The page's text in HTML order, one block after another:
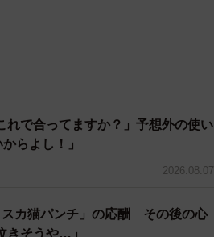
で合ってますか？」予想外の使い
らよし！」
2026.08.07
カ猫パンチ」の応酬 その後の心
きそうや…」